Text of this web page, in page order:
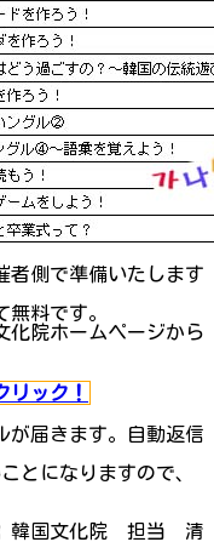
側で準備いたします
料です。
院ホームページから
ック！
届きます。自動返信
になりますので、
韓国文化院 担当 清